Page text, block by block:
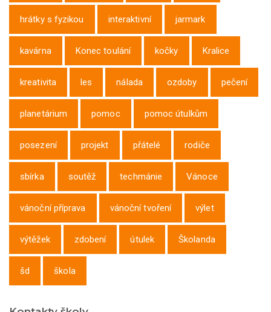
hrátky s fyzikou interaktivní jarmark
kavárna Konec toulání kočky Kralice
kreativita les nálada ozdoby pečení
planetárium pomoc pomoc útulkům
posezení projekt přátelé rodiče
sbírka soutěž techmánie Vánoce
vánoční příprava vánoční tvoření výlet
výtěžek zdobení útulek Školanda
šd škola